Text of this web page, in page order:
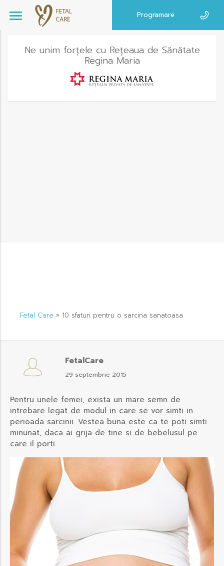
Programare
Ne unim forțele cu Rețeaua de Sănătate
Regina Maria
Fetal Care » 10 sfaturi pentru o sarcina sanatoasa
FetalCare
29 septembrie 2015
Pentru unele femei, exista un mare semn de
intrebare legat de modul in care se vor simti in
perioada sarcinii. Vestea buna este ca te poti simti
minunat, daca ai grija de tine si de bebelusul pe
care il porti.